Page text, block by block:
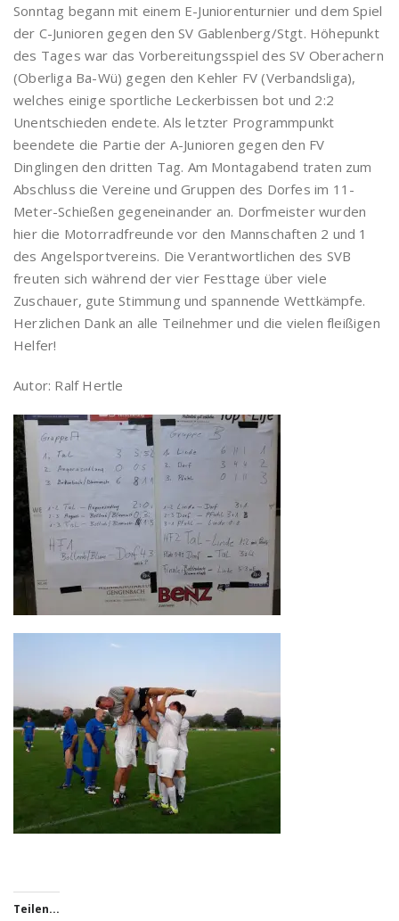
Sonntag begann mit einem E-Juniorenturnier und dem Spiel
der C-Junioren gegen den SV Gablenberg/Stgt. Höhepunkt
des Tages war das Vorbereitungsspiel des SV Oberachern
(Oberliga Ba-Wü) gegen den Kehler FV (Verbandsliga),
welches einige sportliche Leckerbissen bot und 2:2
Unentschieden endete. Als letzter Programmpunkt
beendete die Partie der A-Junioren gegen den FV
Dinglingen den dritten Tag. Am Montagabend traten zum
Abschluss die Vereine und Gruppen des Dorfes im 11-
Meter-Schießen gegeneinander an. Dorfmeister wurden
hier die Motorradfreunde vor den Mannschaften 2 und 1
des Angelsportvereins. Die Verantwortlichen des SVB
freuten sich während der vier Festtage über viele
Zuschauer, gute Stimmung und spannende Wettkämpfe.
Herzlichen Dank an alle Teilnehmer und die vielen fleißigen
Helfer!
Autor: Ralf Hertle
Teilen...